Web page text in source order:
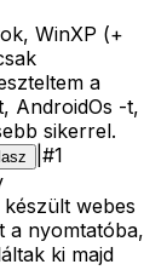
WinXP (+
a
AndroidOs -t,
sikerrel.
#1
webes
a nyomtatóba,
ki majd